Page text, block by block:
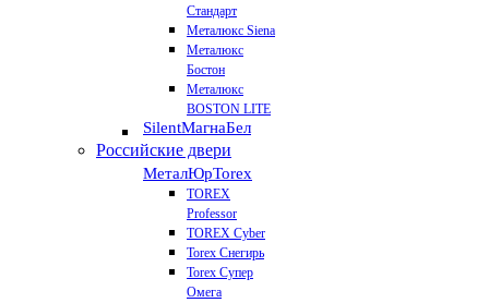
Стандарт
Металюкс Siena
Металюкс
Бостон
Металюкс
BOSTON LITE
SilentМагнаБел
Российские двери
МеталЮрTorex
TOREX
Professor
TOREX Cyber
Torex Снегирь
Torex Супер
Омега